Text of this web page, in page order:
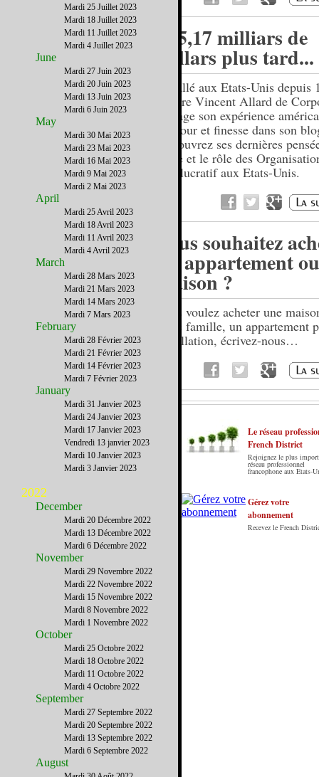
335,17 milliars de
dollars plus tard...
Installé aux Etats-Unis depuis
Maitre Vincent Allard de
partage son expérience
humour et finesse dans son
Découvrez ses dernières
force et le rôle des
non lucratif aux Etats-Unis.
Vous souhaitez
un appartement
maison ?
Vous voulez acheter une
votre famille, un appartement
installation, écrivez-nous…
Le French District est le premier guide sur
principe : Le meilleur des Etats-Unis par ceux qui
Le réseau
French District
Rejoignez le plus
réseau professionnel
francophone aux Etats-
Gérez votre
abonnement
Recevez le French
Mardi 25 Juillet 2023
Mardi 18 Juillet 2023
Mardi 11 Juillet 2023
Mardi 4 Juillet 2023
June
Mardi 27 Juin 2023
Mardi 20 Juin 2023
Mardi 13 Juin 2023
Mardi 6 Juin 2023
May
Mardi 30 Mai 2023
Mardi 23 Mai 2023
Mardi 16 Mai 2023
Mardi 9 Mai 2023
Mardi 2 Mai 2023
April
Mardi 25 Avril 2023
Mardi 18 Avril 2023
Mardi 11 Avril 2023
Mardi 4 Avril 2023
March
Mardi 28 Mars 2023
Mardi 21 Mars 2023
Mardi 14 Mars 2023
Mardi 7 Mars 2023
February
Mardi 28 Février 2023
Mardi 21 Février 2023
Mardi 14 Février 2023
Mardi 7 Février 2023
January
Mardi 31 Janvier 2023
Mardi 24 Janvier 2023
Mardi 17 Janvier 2023
Vendredi 13 janvier 2023
Mardi 10 Janvier 2023
Mardi 3 Janvier 2023
2022
December
Mardi 20 Décembre 2022
Mardi 13 Décembre 2022
Mardi 6 Décembre 2022
November
Mardi 29 Novembre 2022
Mardi 22 Novembre 2022
Mardi 15 Novembre 2022
Mardi 8 Novembre 2022
Mardi 1 Novembre 2022
October
Mardi 25 Octobre 2022
Mardi 18 Octobre 2022
Mardi 11 Octobre 2022
Mardi 4 Octobre 2022
September
Mardi 27 Septembre 2022
Mardi 20 Septembre 2022
Mardi 13 Septembre 2022
Mardi 6 Septembre 2022
August